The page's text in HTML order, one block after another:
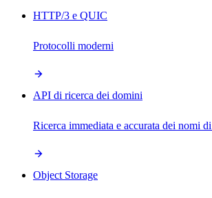
HTTP/3 e QUIC
Protocolli moderni
API di ricerca dei domini
Ricerca immediata e accurata dei nomi
Object Storage